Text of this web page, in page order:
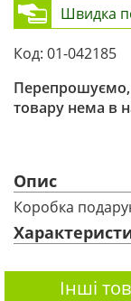
Швидка
Код: 01-042185
товару нема в
Опис
Коробка
Інші